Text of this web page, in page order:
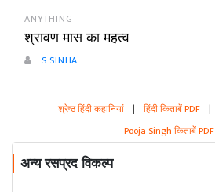
ANYTHING
श्रावण मास का महत्व
S SINHA
श्रेष्ठ हिंदी कहानियां | हिंदी किताबें PDF |
Pooja Singh किताबें PDF
अन्य रसप्रद विकल्प